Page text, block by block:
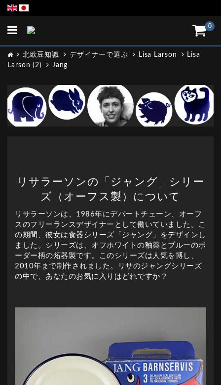
0
Toggle
北欧豆知識 デザイナーで選ぶ Lisa Larson
Lisa
Larson (2)
Jang
リサラーソンの「ジャング」シリー
ズ（オーフス製）について
リサラーソンは、1986年にデパートチェーン、オーフ
スのフリーランスデザイナーとして働いていました。こ
の期間、彼女は食器シリーズ「ジャング」をデザインし
ました。シリーズは、オフホワイトの釉薬とブルーのボ
ーダー柄の炻器製です。このシリーズは人気を博し、
2010年まで制作されました。リサのジャングシリーズ
の中で、あなたのお気に入りはどれですか？